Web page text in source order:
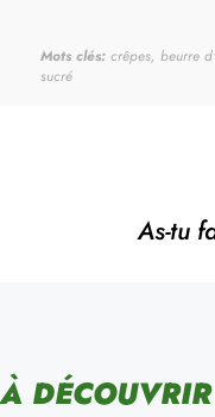
Mots clés: crêpes, beurre
sucré
As-tu
À